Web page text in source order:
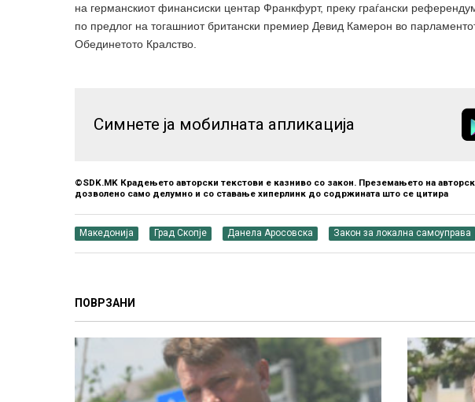
на германскиот финансиски центар Франкфурт, преку граѓански
по предлог на тогашниот британски премиер Девид Камерон во
Обединетото Кралство.
Симнете ја мобилната апликација
©SDK.MK Крадењето авторски текстови е казниво со закон. Преземањето на
дозволено само делумно и со ставање хиперлинк до содржината што се цитира
Македонија Град Скопје Данела Аросовска Закон за локална самоуправа
ПОВРЗАНИ